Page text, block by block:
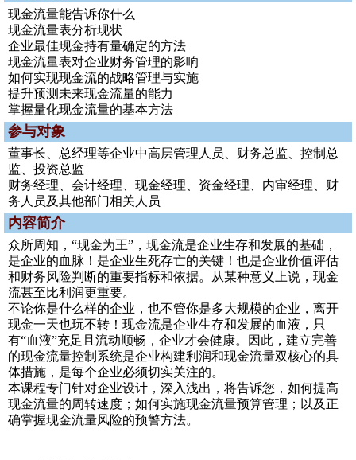
现金流量能告诉你什么
现金流量表分析现状
企业最佳现金持有量确定的方法
现金流量表对企业财务管理的影响
如何实现现金流的战略管理与实施
提升预测未来现金流量的能力
掌握量化现金流量的基本方法
参与对象
董事长、总经理等企业中高层管理人员、财务总监、控制总
监、投资总监
财务经理、会计经理、现金经理、资金经理、内审经理、财
务人员及其他部门相关人员
内容简介
众所周知，“现金为王”，现金流是企业生存和发展的基础，
是企业的血脉！是企业生死存亡的关键！也是企业价值评估
和财务风险判断的重要指标和依据。从某种意义上说，现金
流甚至比利润更重要。
不论你是什么样的企业，也不管你是多大规模的企业，离开
现金一天也玩不转！现金流是企业生存和发展的血液，只
有“血液”充足且流动顺畅，企业才会健康。因此，建立完善
的现金流量控制系统是企业构建利润和现金流量双核心的具
体措施，是每个企业必须切实关注的。
本课程专门针对企业设计，深入浅出，将告诉您，如何提高
现金流量的周转速度；如何实施现金流量预算管理；以及正
确掌握现金流量风险的预警方法。